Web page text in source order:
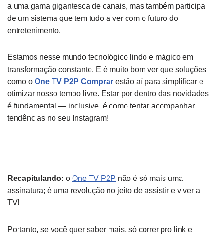
a uma gama gigantesca de canais, mas também participa
de um sistema que tem tudo a ver com o futuro do
entretenimento.
Estamos nesse mundo tecnológico lindo e mágico em
transformação constante. E é muito bom ver que soluções
como o One TV P2P Comprar estão aí para simplificar e
otimizar nosso tempo livre. Estar por dentro das novidades
é fundamental — inclusive, é como tentar acompanhar
tendências no seu Instagram!
Recapitulando: o One TV P2P não é só mais uma
assinatura; é uma revolução no jeito de assistir e viver a
TV!
Portanto, se você quer saber mais, só correr pro link e